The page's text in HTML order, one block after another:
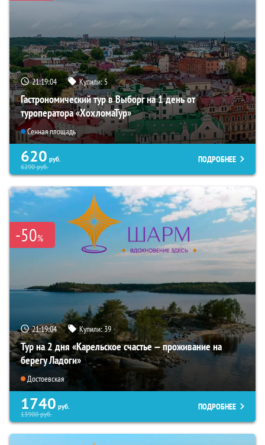
21:19:03 Купили:5
Гастрономический тур в Выборг на 1 день от
туроператора «ХохломаТур»
Сенная площадь
620 руб.
6290руб.
ПОДРОБНЕЕ
-50%
21:19:03 Купили:39
Тур на 2 дня «Карельское счастье — проживание на
берегу Ладоги»
Достоевская
1740 руб.
13900руб.
ПОДРОБНЕЕ